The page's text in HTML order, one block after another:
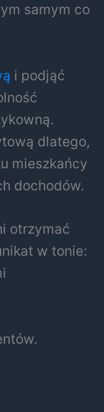
samym co
i podjąć
dlatego,
mieszkańcy
dochodów.
otrzymać
w tonie: